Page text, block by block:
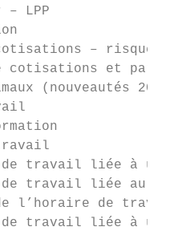
– LPP
– risque
cotisations et
(nouveautés
travail
travail liée à
travail liée au
l’horaire de
travail liée à un